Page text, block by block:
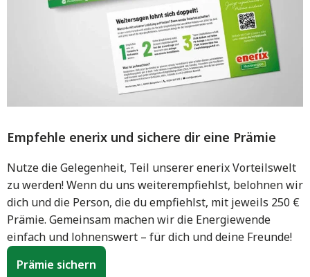
Empfehle enerix und sichere dir eine Prämie
Nutze die Gelegenheit, Teil unserer enerix Vorteilswelt
zu werden! Wenn du uns weiterempfiehlst, belohnen wir
dich und die Person, die du empfiehlst, mit jeweils 250 €
Prämie. Gemeinsam machen wir die Energiewende
einfach und lohnenswert – für dich und deine Freunde!
Prämie sichern